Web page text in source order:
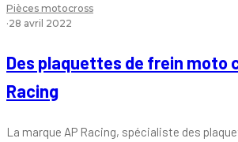
Pièces motocross
·28 avril 2022
Des plaquettes de frein moto
Racing
La marque AP Racing, spécialiste des